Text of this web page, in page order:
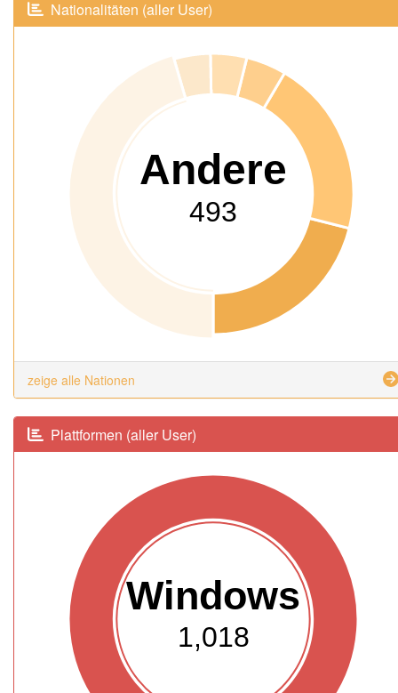
Nationalitäten (aller User)
Andere
493
zeige alle Nationen
Plattformen (aller User)
Windows
1,018